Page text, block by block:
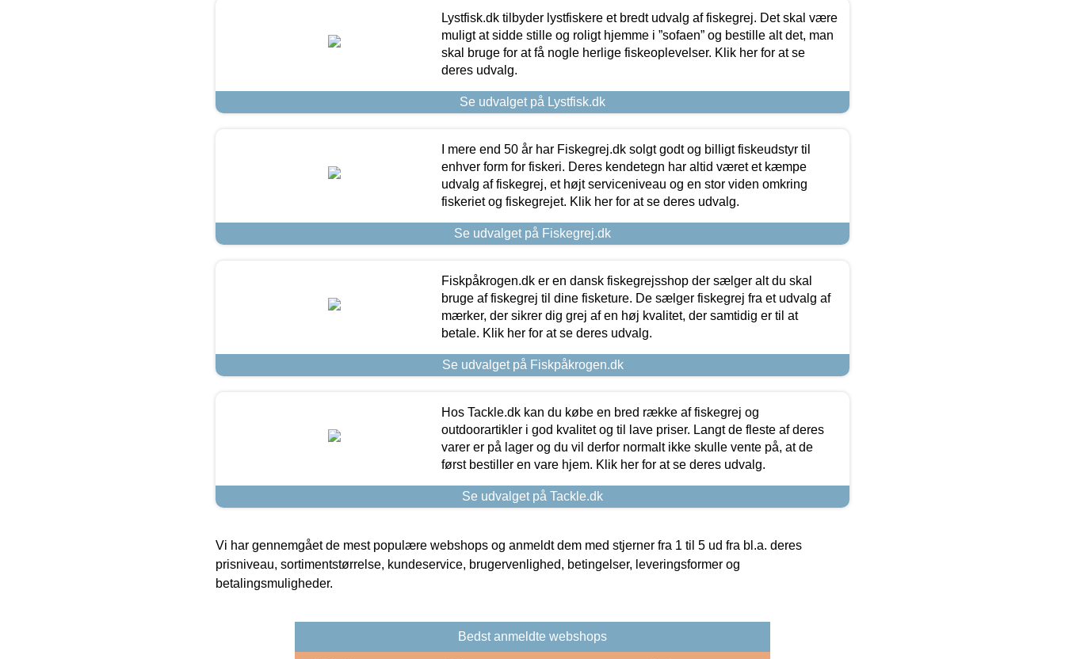
Lystfisk.dk tilbyder lystfiskere et bredt udvalg af fiskegrej. Det skal være
muligt at sidde stille og roligt hjemme i ”sofaen” og bestille alt det, man
skal bruge for at få nogle herlige fiskeoplevelser. Klik her for at se
deres udvalg.
Se udvalget på Lystfisk.dk
I mere end 50 år har Fiskegrej.dk solgt godt og billigt fiskeudstyr til
enhver form for fiskeri. Deres kendetegn har altid været et kæmpe
udvalg af fiskegrej, et højt serviceniveau og en stor viden omkring
fiskeriet og fiskegrejet. Klik her for at se deres udvalg.
Se udvalget på Fiskegrej.dk
Fiskpåkrogen.dk er en dansk fiskegrejsshop der sælger alt du skal
bruge af fiskegrej til dine fisketure. De sælger fiskegrej fra et udvalg af
mærker, der sikrer dig grej af en høj kvalitet, der samtidig er til at
betale. Klik her for at se deres udvalg.
Se udvalget på Fiskpåkrogen.dk
Hos Tackle.dk kan du købe en bred række af fiskegrej og
outdoorartikler i god kvalitet og til lave priser. Langt de fleste af deres
varer er på lager og du vil derfor normalt ikke skulle vente på, at de
først bestiller en vare hjem. Klik her for at se deres udvalg.
Se udvalget på Tackle.dk
Vi har gennemgået de mest populære webshops og anmeldt dem med stjerner fra 1 til 5 ud fra bl.a. deres
prisniveau, sortimentstørrelse, kundeservice, brugervenlighed, betingelser, leveringsformer og
betalingsmuligheder.
Bedst anmeldte webshops